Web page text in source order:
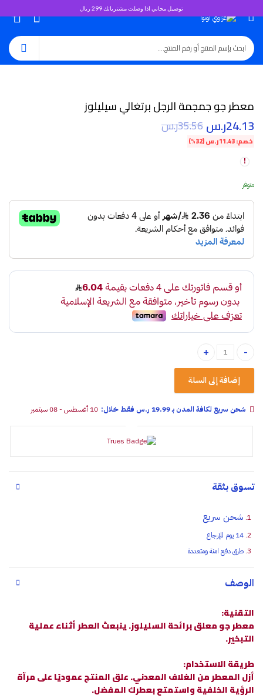
توصيل مجاني اذا وصلت مشترياتك 299 ريال
معطر جو جمجمة الرجل برتغالي سيليلوز
24.13ر.س35.56ر.س
خصم:11.43ر.س(32%)
متوفر
معطر جو جمجمة الرجل برتغالي سيليلوز quantity
إضافة إلى السلة
شحن سريع لكافة المدن بـ 19.99 ر.س فقـط خلال: 10 أغسطس - 08 سبتمبر
تسوق بثقة
شحن سريع
14 يوم للإرجاع
طرق دفع امنة ومتعددة
الوصف
التقنية:
معطر جو معلق برائحة السليلوز. ينبعث العطر أثناء عملية
التبخير.
طريقة الاستخدام:
أزل المعطر من الغلاف المعدني. علق المنتج عموديًا على مرآة
الرؤية الخلفية واستمتع بعطرك المفضل.